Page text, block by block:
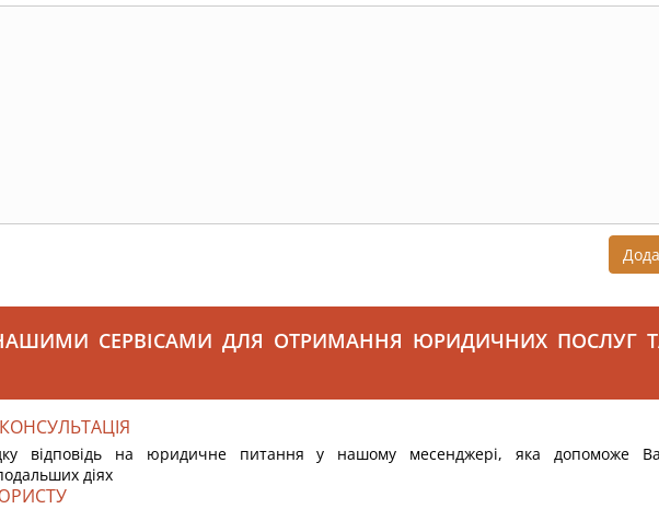
СЕРВІСАМИ ДЛЯ ОТРИМАННЯ ЮРИДИЧНИХ ПОСЛУГ
відповідь на юридичне питання у нашому месенджері, яка допоможе
діях